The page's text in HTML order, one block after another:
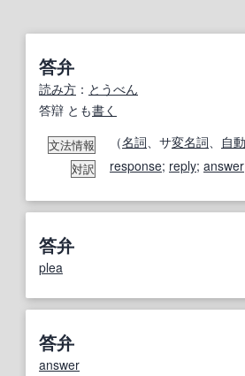
答弁
読み方 ： とうべん
答辯 とも書く
文法情報 （名詞 、サ変名詞 自
対訳 response; reply; answer
答弁
plea
答弁
answer